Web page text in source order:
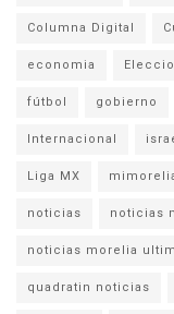
Columna Digital
economia
fútbol gobierno
Internacional
Liga MX
noticias noticias
noticias morelia
quadratin noticias